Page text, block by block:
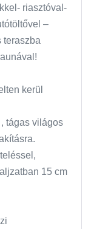
riasztóval-
–
teraszba
kerül
tágas világos
15 cm